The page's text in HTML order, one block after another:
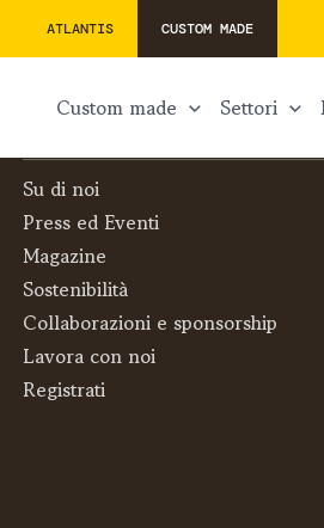
ATLANTIS CUSTOM MADE
custom made settori
Su di noi
Press ed Eventi
Magazine
Sostenibilità
Collaborazioni e sponsorship
Lavora con noi
Registrati